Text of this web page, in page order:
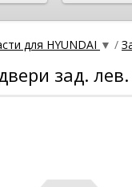
для HYUNDAI ▼ /
зад.